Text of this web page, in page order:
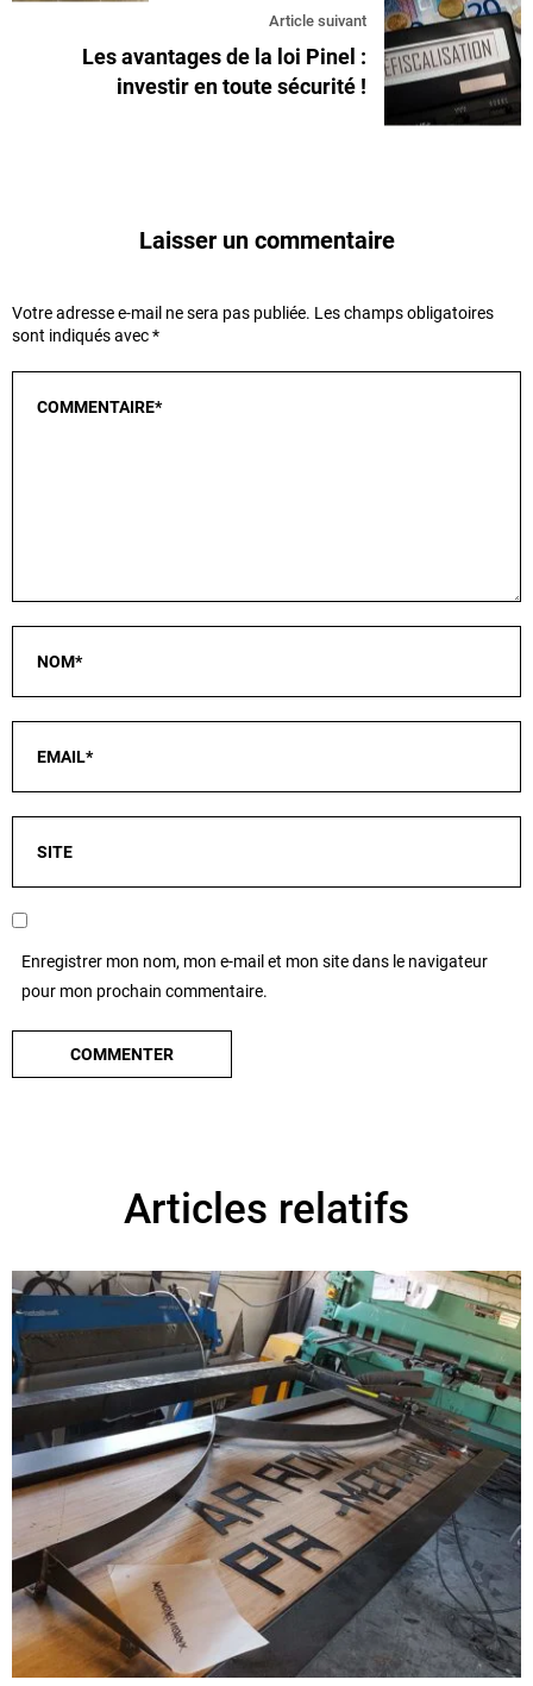
Article suivant
Les avantages de la loi Pinel :
investir en toute sécurité !
Laisser un commentaire
Votre adresse e-mail ne sera pas publiée. Les champs obligatoires
sont indiqués avec*
Enregistrer mon nom, mon e-mail et mon site dans le navigateur
pour mon prochain commentaire.
Articles relatifs